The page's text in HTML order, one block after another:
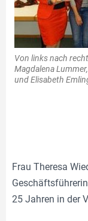
Von links nach
Magdalena
und Elisabeth
Frau Theresa
25 Jahren in der